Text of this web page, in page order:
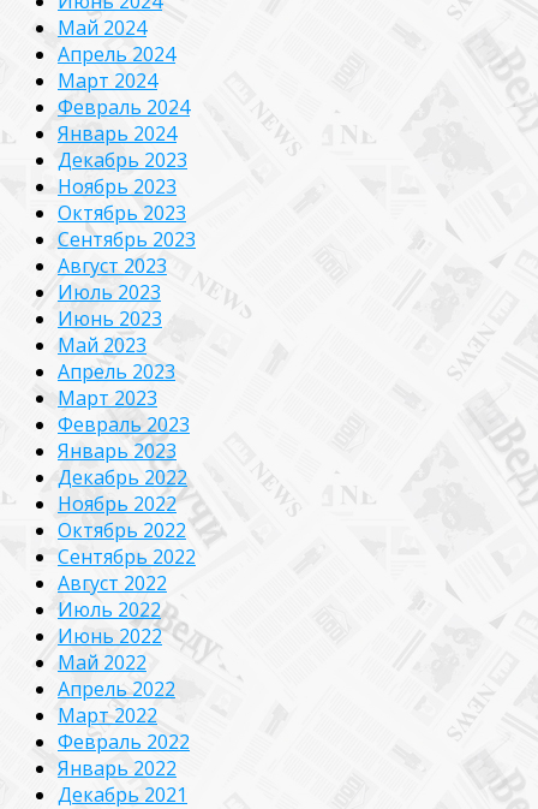
Май 2024
Апрель 2024
Март 2024
Февраль 2024
Январь 2024
Декабрь 2023
Ноябрь 2023
Октябрь 2023
Сентябрь 2023
Август 2023
Июль 2023
Июнь 2023
Май 2023
Апрель 2023
Март 2023
Февраль 2023
Январь 2023
Декабрь 2022
Ноябрь 2022
Октябрь 2022
Сентябрь 2022
Август 2022
Июль 2022
Июнь 2022
Май 2022
Апрель 2022
Март 2022
Февраль 2022
Январь 2022
Декабрь 2021